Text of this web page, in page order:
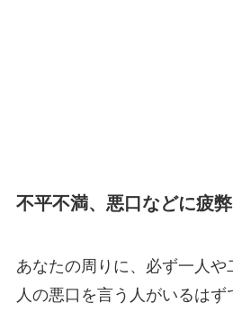
不平不満、悪口などに疲
あなたの周りに、必ず一人や
人の悪口を言う人がいるはず